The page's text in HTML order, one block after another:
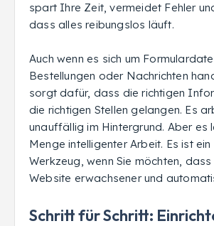
spart Ihre Zeit, vermeidet Fehler
dass alles reibungslos läuft.
Auch wenn es sich um
Bestellungen oder Nachrichten
sorgt dafür, dass die richtigen
die richtigen Stellen gelangen. Es
unauffällig im Hintergrund. Aber es
Menge intelligenter Arbeit. Es ist
Werkzeug, wenn Sie möchten,
Website erwachsener und
Schritt für Schritt: